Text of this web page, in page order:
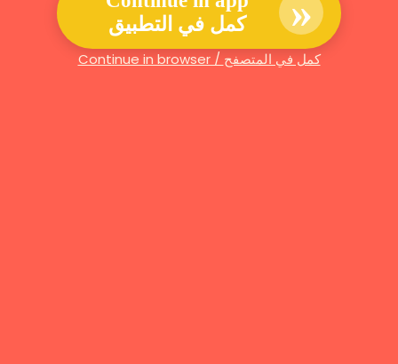
كمل في التطبيق
»
Continue in browser / كمل في المتصفح